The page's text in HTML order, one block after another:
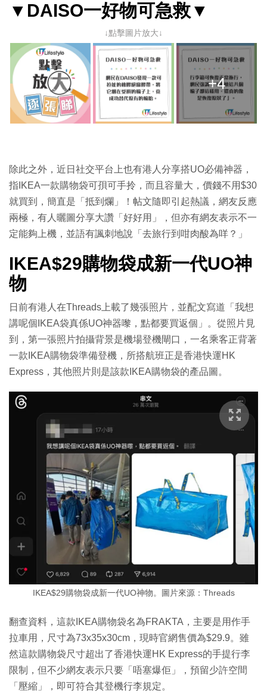
▼DAISO一好物可急救▼
↓點擊圖片放大↓
+4
除此之外，近日社交平台上也有港人分享搭UO必備神器，
指IKEA一款購物袋可孭可手拎，而且容量大，價錢不用$30
就買到，簡直是「抵到爛」！帖文隨即引起熱議，網友反應
兩極，有人曬圖分享大讚「好好用」，但亦有網友表示不一
定能夠上機，並語有諷刺地說「去旅行到咁肉酸為咩？」
IKEA$29購物袋成新一代UO神
物
日前有港人在Threads上載了幾張照片，並配文寫道「我想
講呢個IKEA袋真係UO神器嚟，點都要買返個」。從照片見
到，第一張照片拍攝背景是機場登機閘口，一名乘客正背著
一款IKEA購物袋準備登機，所搭航班正是香港快運HK
Express，其他照片則是該款IKEA購物袋的產品圖。
IKEA$29購物袋成新一代UO神物。圖片來源：Threads
翻查資料，這款IKEA購物袋名為FRAKTA，主要是用作手
拉車用，尺寸為73x35x30cm，現時官網售價為$29.9。雖
然這款購物袋尺寸超出了香港快運HK Express的手提行李
限制，但不少網友表示只要「唔塞爆佢」，預留少許空間
「壓縮」，即可符合其登機行李規定。